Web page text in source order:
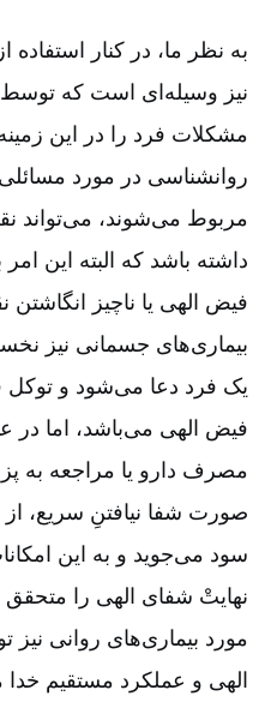
به نظر ما، در کنار
نیز وسیله‌ای است که
مشکلات فرد را در این
روانشناسی در مورد
مربوط می‌شوند، می‌تواند
داشته باشد که البته این
فیض الهی یا ناچیز
بیماری‌های جسمانی نیز
یک فرد دعا می‌شود و
فیض الهی می‌باشد، اما در
مصرف دارو یا مراجعه به
صورت شفا نیافتنِ سریع‌، از
سود می‌جوید و به این
نهایتْ شفای الهی را
مورد بیماری‌های روانی
الهی و عملکرد مستقیم